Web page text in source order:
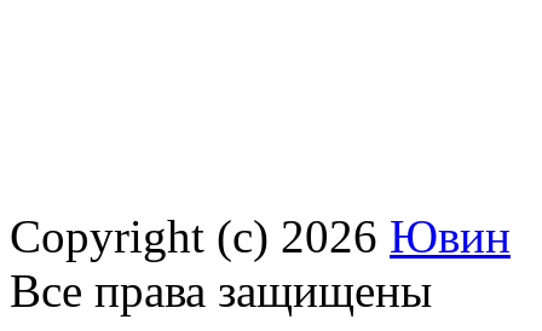
Copyright (c) 2026 Ювин
Все права защищены